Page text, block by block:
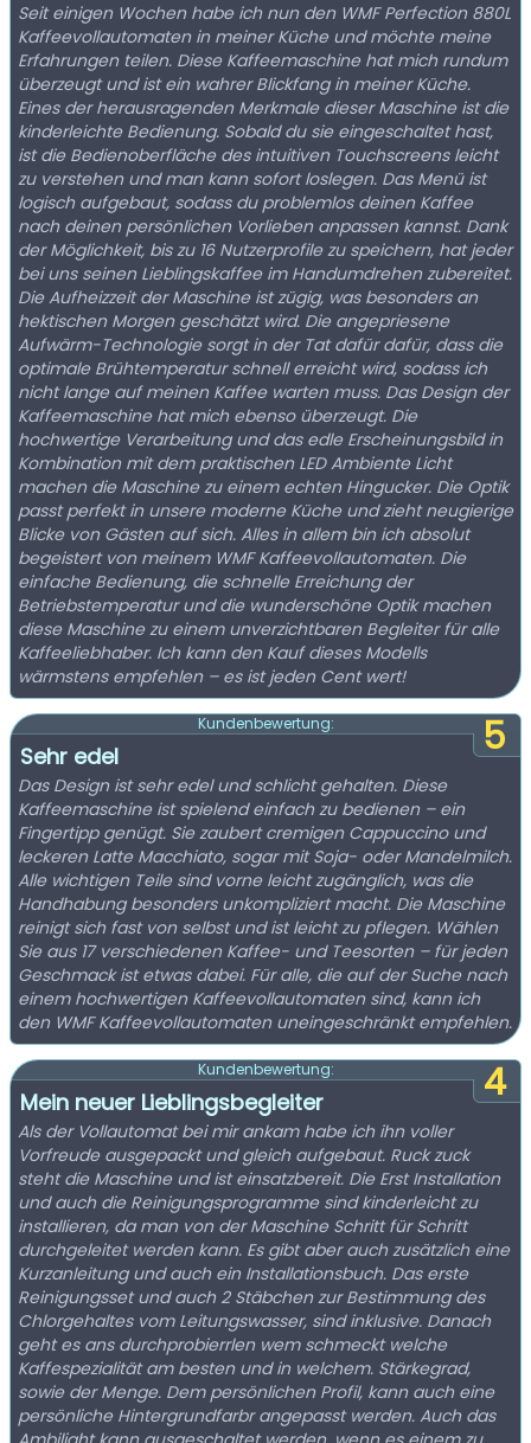
Seit einigen Wochen habe ich nun den WMF Perfection 880L
Kaffeevollautomaten in meiner Küche und möchte meine
Erfahrungen teilen. Diese Kaffeemaschine hat mich rundum
überzeugt und ist ein wahrer Blickfang in meiner Küche.
Eines der herausragenden Merkmale dieser Maschine ist die
kinderleichte Bedienung. Sobald du sie eingeschaltet hast,
ist die Bedienoberfläche des intuitiven Touchscreens leicht
zu verstehen und man kann sofort loslegen. Das Menü ist
logisch aufgebaut, sodass du problemlos deinen Kaffee
nach deinen persönlichen Vorlieben anpassen kannst. Dank
der Möglichkeit, bis zu 16 Nutzerprofile zu speichern, hat jeder
bei uns seinen Lieblingskaffee im Handumdrehen zubereitet.
Die Aufheizzeit der Maschine ist zügig, was besonders an
hektischen Morgen geschätzt wird. Die angepriesene
Aufwärm-Technologie sorgt in der Tat dafür dafür, dass die
optimale Brühtemperatur schnell erreicht wird, sodass ich
nicht lange auf meinen Kaffee warten muss. Das Design der
Kaffeemaschine hat mich ebenso überzeugt. Die
hochwertige Verarbeitung und das edle Erscheinungsbild in
Kombination mit dem praktischen LED Ambiente Licht
machen die Maschine zu einem echten Hingucker. Die Optik
passt perfekt in unsere moderne Küche und zieht neugierige
Blicke von Gästen auf sich. Alles in allem bin ich absolut
begeistert von meinem WMF Kaffeevollautomaten. Die
einfache Bedienung, die schnelle Erreichung der
Betriebstemperatur und die wunderschöne Optik machen
diese Maschine zu einem unverzichtbaren Begleiter für alle
Kaffeeliebhaber. Ich kann den Kauf dieses Modells
wärmstens empfehlen – es ist jeden Cent wert!
5
Kundenbewertung:
Sehr edel
Das Design ist sehr edel und schlicht gehalten. Diese
Kaffeemaschine ist spielend einfach zu bedienen – ein
Fingertipp genügt. Sie zaubert cremigen Cappuccino und
leckeren Latte Macchiato, sogar mit Soja- oder Mandelmilch.
Alle wichtigen Teile sind vorne leicht zugänglich, was die
Handhabung besonders unkompliziert macht. Die Maschine
reinigt sich fast von selbst und ist leicht zu pflegen. Wählen
Sie aus 17 verschiedenen Kaffee- und Teesorten – für jeden
Geschmack ist etwas dabei. Für alle, die auf der Suche nach
einem hochwertigen Kaffeevollautomaten sind, kann ich
den WMF Kaffeevollautomaten uneingeschränkt empfehlen.
4
Kundenbewertung:
Mein neuer Lieblingsbegleiter
Als der Vollautomat bei mir ankam habe ich ihn voller
Vorfreude ausgepackt und gleich aufgebaut. Ruck zuck
steht die Maschine und ist einsatzbereit. Die Erst Installation
und auch die Reinigungsprogramme sind kinderleicht zu
installieren, da man von der Maschine Schritt für Schritt
durchgeleitet werden kann. Es gibt aber auch zusätzlich eine
Kurzanleitung und auch ein Installationsbuch. Das erste
Reinigungsset und auch 2 Stäbchen zur Bestimmung des
Chlorgehaltes vom Leitungswasser, sind inklusive. Danach
geht es ans durchprobierrlen wem schmeckt welche
Kaffespezialität am besten und in welchem. Stärkegrad,
sowie der Menge. Dem persönlichen Profil, kann auch eine
persönliche Hintergrundfarbr angepasst werden. Auch das